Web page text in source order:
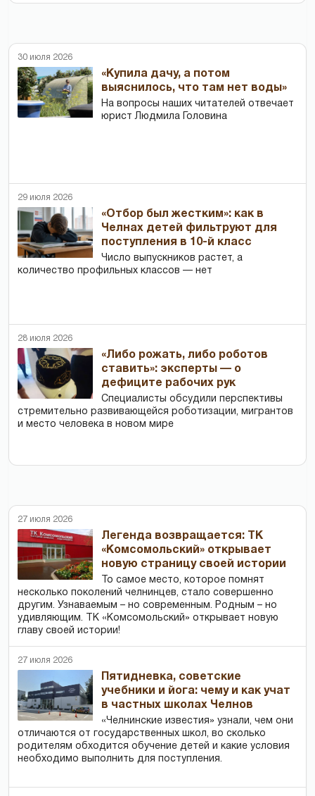
30 июля 2026
«Купила дачу, а потом
выяснилось, что там нет воды»
На вопросы наших читателей отвечает
юрист Людмила Головина
29 июля 2026
«Отбор был жестким»: как в
Челнах детей фильтруют для
поступления в 10-й класс
Число выпускников растет, а
количество профильных классов — нет
28 июля 2026
«Либо рожать, либо роботов
ставить»: эксперты — о
дефиците рабочих рук
Специалисты обсудили перспективы
стремительно развивающейся роботизации, мигрантов
и место человека в новом мире
27 июля 2026
Легенда возвращается: ТК
«Комсомольский» открывает
новую страницу своей истории
То самое место, которое помнят
несколько поколений челнинцев, стало совершенно
другим. Узнаваемым – но современным. Родным – но
удивляющим. ТК «Комсомольский» открывает новую
главу своей истории!
27 июля 2026
Пятидневка, советские
учебники и йога: чему и как учат
в частных школах Челнов
«Челнинские известия» узнали, чем они
отличаются от государственных школ, во сколько
родителям обходится обучение детей и какие условия
необходимо выполнить для поступления.